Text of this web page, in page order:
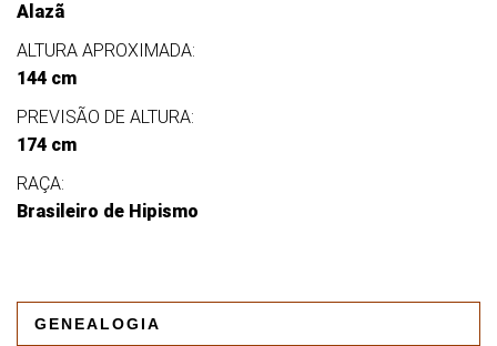
Alazã
ALTURA APROXIMADA:
144 cm
PREVISÃO DE ALTURA:
174 cm
RAÇA:
Brasileiro de Hipismo
GENEALOGIA